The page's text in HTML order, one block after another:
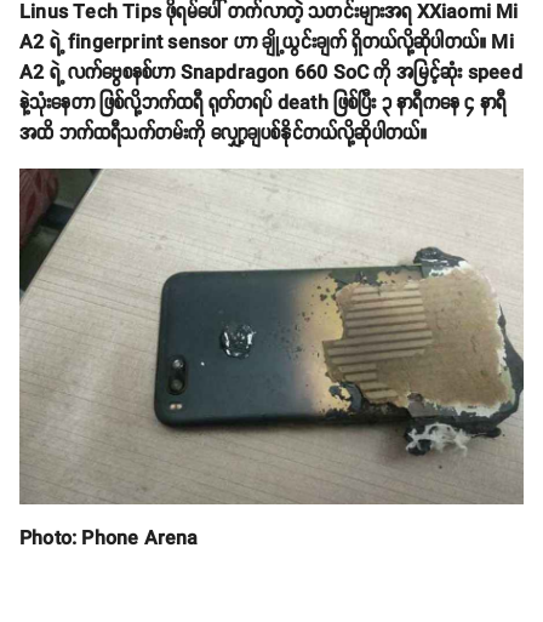
Linus Tech Tips ဖိုရမ်ပေါ် တက်လာတဲ့ သတင်းများအရ XXiaomi Mi
A2 ရဲ့ fingerprint sensor ဟာ ချို့ယွင်းချက် ရှိတယ်လို့ဆိုပါတယ်။ Mi
A2 ရဲ့ လက်ဗွေစနစ်ဟာ Snapdragon 660 SoC ကို အမြင့်ဆုံး speed
နဲ့သုံးနေတာ ဖြစ်လို့ဘက်ထရီ ရုတ်တရပ် death ဖြစ်ပြီး ၃ နာရီကနေ ၄ နာရီ
အထိ ဘက်ထရီသက်တမ်းကို လျှော့ချပစ်နိုင်တယ်လို့ဆိုပါတယ်။
Photo: Phone Arena